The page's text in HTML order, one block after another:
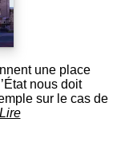
une place
nous doit
sur le cas de
Lire